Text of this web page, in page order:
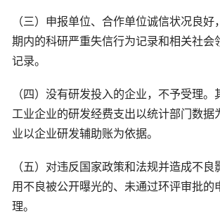
（三）申报单位、合作单位诚信状况良
期内的科研严重失信行为记录和相关社会
记录。
（四）没有研发投入的企业，不予受理。
工业企业的研发经费支出以统计部门数据
业以企业研发辅助账为依据。
（五）对违反国家政策和法规并造成不
用不良被公开曝光的、未通过环评审批的
理。